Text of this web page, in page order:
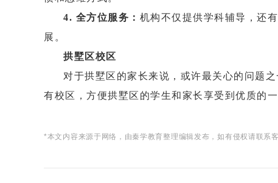
4. 全方位服务： 机构不仅提供学科辅导，还
展。
拱墅区校区
对于拱墅区的家长来说，或许最关心的问题
有校区，方便拱墅区的学生和家长享受到优质的一
*本文内容来源于网络，由秦学教育整理编辑发布，如有侵权请联系客